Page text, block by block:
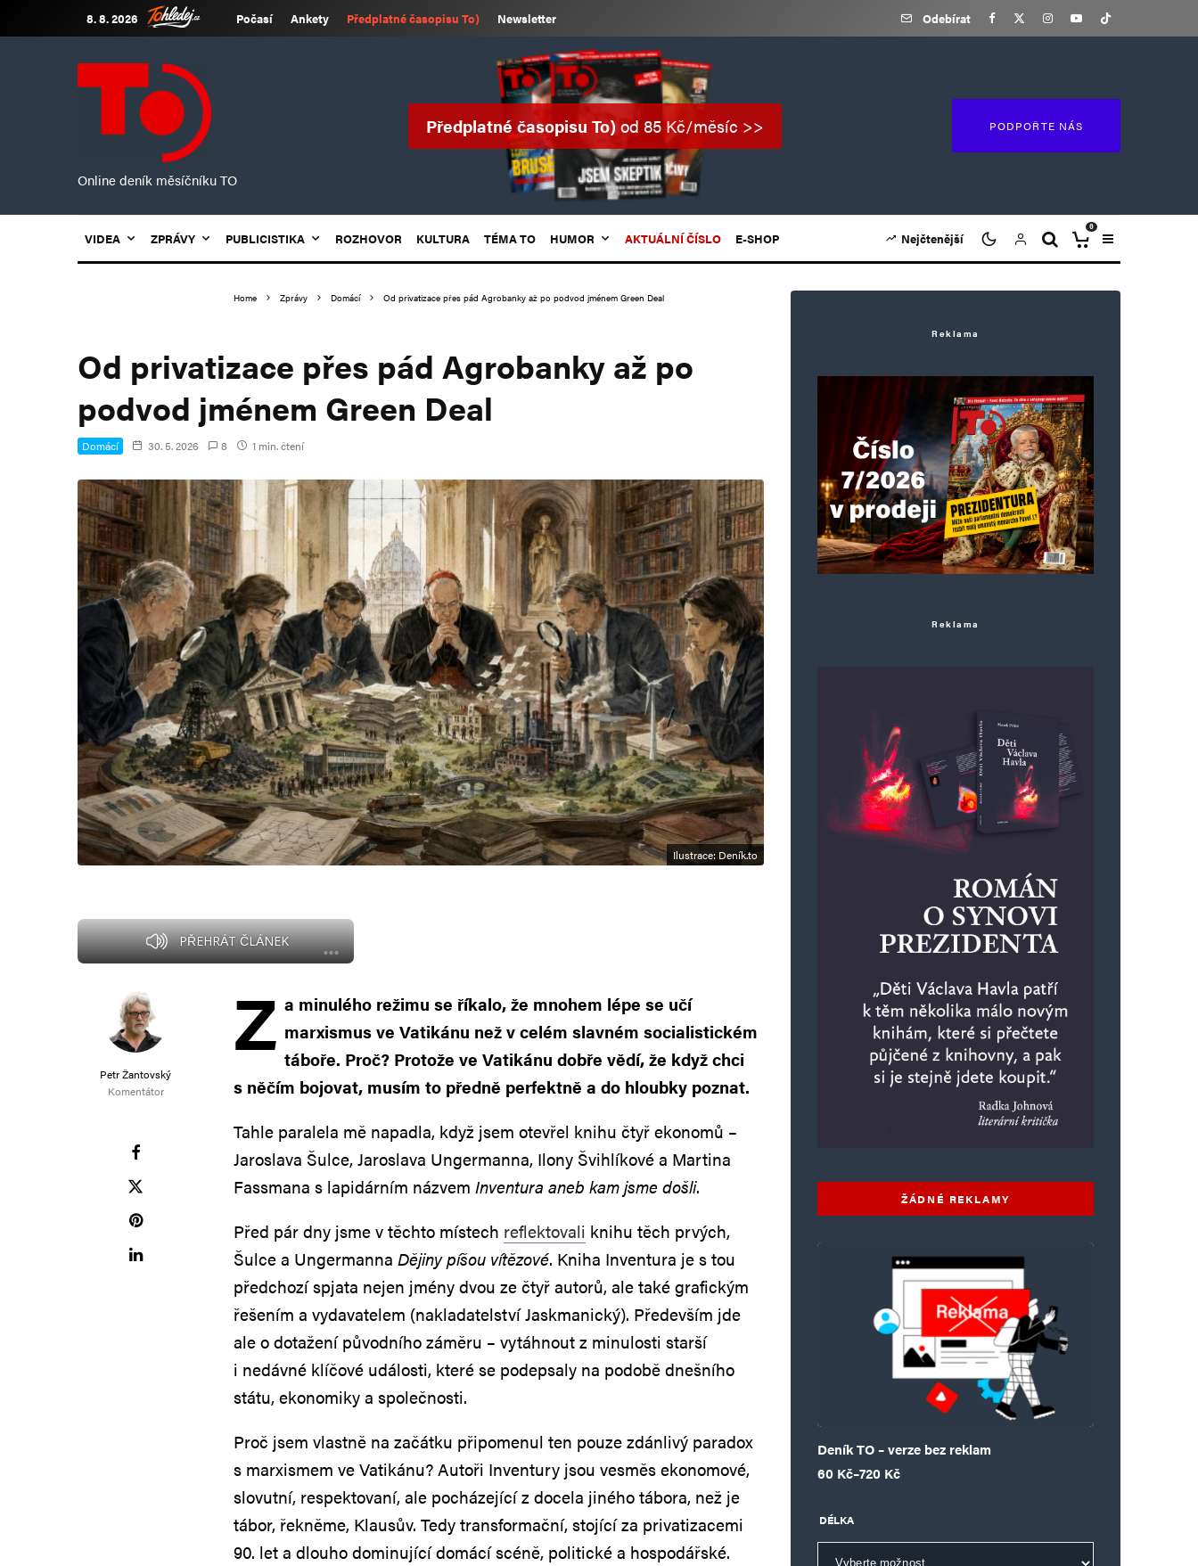
8. 8. 2026 Počasí Ankety Předplatné časopisu To) Newsletter Odebírat
Online deník měsíčníku TO
Předplatné časopisu To)od 85 Kč/měsíc >> PODPOŘTE NÁS
VIDEA ZPRÁVY PUBLICISTIKA ROZHOVOR KULTURA TÉMA TO HUMOR AKTUÁLNÍ ČÍSLO E-SHOP Nejčtenější
0
Home Zprávy Domácí Od privatizace přes pád Agrobanky až po podvod jménem Green Deal
Od privatizace přes pád Agrobanky až po
podvod jménem Green Deal
Domácí 30. 5. 2026 8 1 min. čtení
Ilustrace: Deník.to
PŘEHRÁT ČLÁNEK
Petr Žantovský
Komentátor
Z a minulého režimu se říkalo, že mnohem lépe se učí
marxismus ve Vatikánu než v celém slavném socialistickém
táboře. Proč? Protože ve Vatikánu dobře vědí, že když chci
s něčím bojovat, musím to předně perfektně a do hloubky poznat.
Tahle paralela mě napadla, když jsem otevřel knihu čtyř ekonomů –
Jaroslava Šulce, Jaroslava Ungermanna, Ilony Švihlíkové a Martina
Fassmana s lapidárním názvem Inventura aneb kam jsme došli.
Před pár dny jsme v těchto místech reflektovali knihu těch prvých,
Šulce a Ungermanna Dějiny píšou vítězové. Kniha Inventura je s tou
předchozí spjata nejen jmény dvou ze čtyř autorů, ale také grafickým
řešením a vydavatelem (nakladatelství Jaskmanický). Především jde
ale o dotažení původního záměru – vytáhnout z minulosti starší
i nedávné klíčové události, které se podepsaly na podobě dnešního
státu, ekonomiky a společnosti.
Proč jsem vlastně na začátku připomenul ten pouze zdánlivý paradox
s marxismem ve Vatikánu? Autoři Inventury jsou vesměs ekonomové,
slovutní, respektovaní, ale pocházející z docela jiného tábora, než je
tábor, řekněme, Klausův. Tedy transformační, stojící za privatizacemi
90. let a dlouho dominující domácí scéně, politické a hospodářské.
Reklama
Reklama
ŽÁDNÉ REKLAMY
Deník TO – verze bez reklam
60 Kč–720 Kč
Rozpětí cen: 60 Kč až 720 Kč
DÉLKA